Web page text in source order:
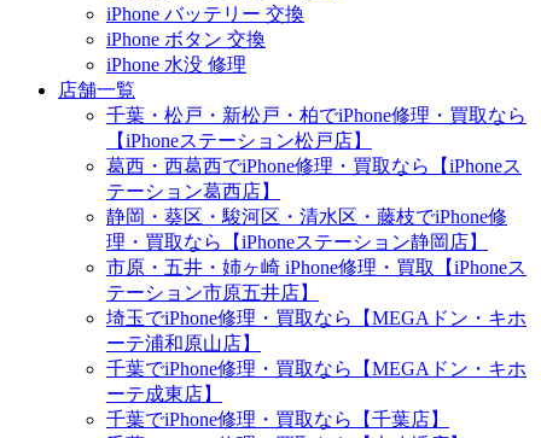
iPhone バッテリー 交換
iPhone ボタン 交換
iPhone 水没 修理
店舗一覧
千葉・松戸・新松戸・柏でiPhone修理・買取なら
【iPhoneステーション松戸店】
葛西・西葛西でiPhone修理・買取なら【iPhoneス
テーション葛西店】
静岡・葵区・駿河区・清水区・藤枝でiPhone修
理・買取なら【iPhoneステーション静岡店】
市原・五井・姉ヶ崎 iPhone修理・買取【iPhoneス
テーション市原五井店】
埼玉でiPhone修理・買取なら【MEGAドン・キホ
ーテ浦和原山店】
千葉でiPhone修理・買取なら【MEGAドン・キホ
ーテ成東店】
千葉でiPhone修理・買取なら【千葉店】